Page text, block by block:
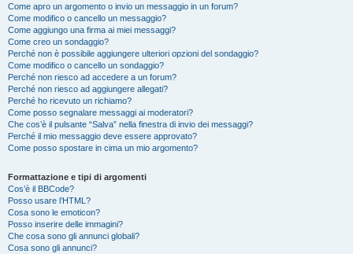
Come apro un argomento o invio un messaggio in un forum?
Come modifico o cancello un messaggio?
Come aggiungo una firma ai miei messaggi?
Come creo un sondaggio?
Perché non è possibile aggiungere ulteriori opzioni del sondaggio?
Come modifico o cancello un sondaggio?
Perché non riesco ad accedere a un forum?
Perché non riesco ad aggiungere allegati?
Perché ho ricevuto un richiamo?
Come posso segnalare messaggi ai moderatori?
Che cos’è il pulsante “Salva” nella finestra di invio dei messaggi?
Perché il mio messaggio deve essere approvato?
Come posso spostare in cima un mio argomento?
Formattazione e tipi di argomenti
Cos’è il BBCode?
Posso usare l’HTML?
Cosa sono le emoticon?
Posso inserire delle immagini?
Che cosa sono gli annunci globali?
Cosa sono gli annunci?